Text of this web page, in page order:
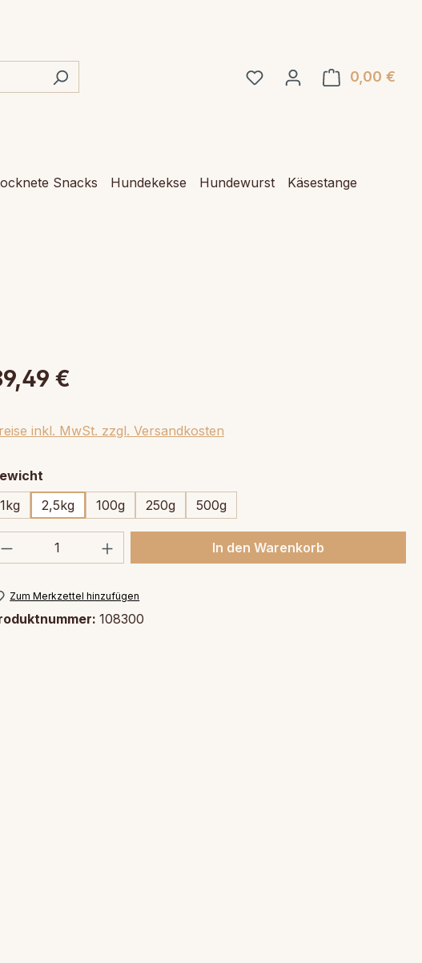
0,00 €
Snacks Hundekekse Hundewurst
Käsestange
€
inkl. MwSt. zzgl. Versandkosten
1kg
2,5kg 100g 250g 500g
Produkt Anzahl: Gib den gewünschten Wert
In den Warenkorb
Zum Merkzettel hinzufügen
108300